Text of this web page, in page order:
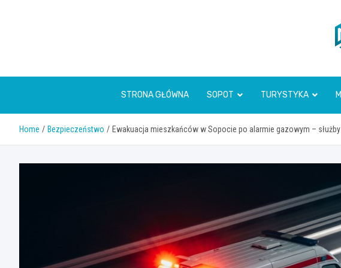
STRONA GŁÓWNA SOPOT TURYSTYKA
Home Bezpieczeństwo Ewakuacja mieszkańców w Sopocie po alarmie gazowym –